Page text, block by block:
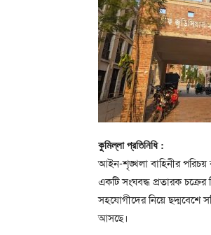
কুমিল্লা প্রতিনিধি :
আইন-শৃঙ্খলা বাহিনীর পরিচয়
একটি সংঘবদ্ধ প্রতারক
সহযোগীদের নিয়ে ছদ্মবেশে
আসছে।